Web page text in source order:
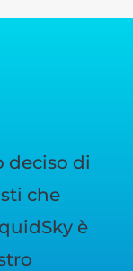
deciso di
che
è